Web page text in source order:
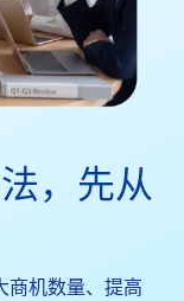
，先从
商机数量、提高